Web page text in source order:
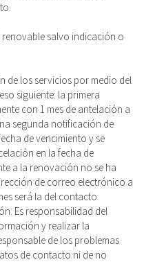
salvo indicación o
de los servicios por medio del
siguiente: la primera
con 1 mes de antelación a
segunda notificación de
de vencimiento y se
en la fecha de
a la renovación no se ha
de correo electrónico a
será la del contacto
Es responsabilidad del
y realizar la
de los problemas
de contacto ni de no